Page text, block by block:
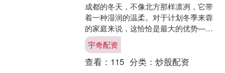
成都的冬天，不像北方那样凛冽，它带
着一种湿润的温柔。对于计划冬季来蓉
的家庭来说，这恰恰是最大的优势——
既能避开人山人海，又能体验到“冰与
火”的双重乐趣：在市区感....
宇奇配资
查看： 115 分类： 炒股配资